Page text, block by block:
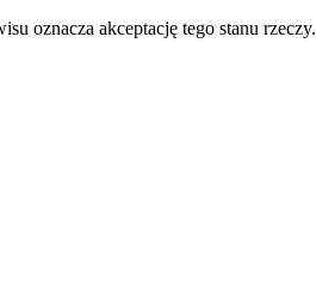
oznacza akceptację tego stanu rzeczy.